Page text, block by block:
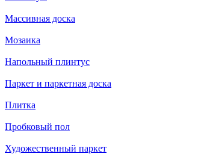
Массивная доска
Мозаика
Напольный плинтус
Паркет и паркетная доска
Плитка
Пробковый пол
Художественный паркет